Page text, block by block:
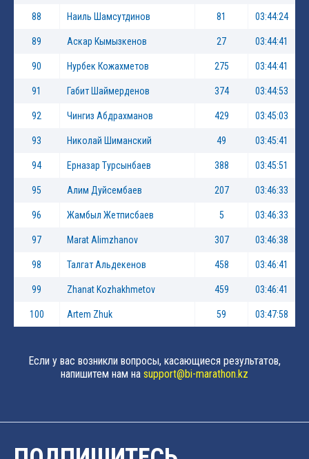
88 Наиль Шамсутдинов 81 03:44:24
89 Аскар Кымызкенов 27 03:44:41
90 Нурбек Кожахметов 275 03:44:41
91 Габит Шаймерденов 374 03:44:53
92 Чингиз Абдрахманов 429 03:45:03
93 Николай Шиманский 49 03:45:41
94 Ерназар Турсынбаев 388 03:45:51
95 Алим Дуйсембаев 207 03:46:33
96 Жамбыл Жетписбаев 5 03:46:33
97 Marat Alimzhanov 307 03:46:38
98 Талгат Альдекенов 458 03:46:41
99 Zhanat Kozhakhmetov 459 03:46:41
100 Artem Zhuk 59 03:47:58
Если у вас возникли вопросы, касающиеся результатов,
напишитем нам на support@bi-marathon.kz